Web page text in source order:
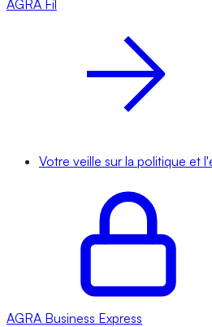
AGRA Fil
Votre veille sur la politique et
AGRA Business Express